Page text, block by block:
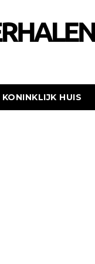
KONINKLIJK HUIS